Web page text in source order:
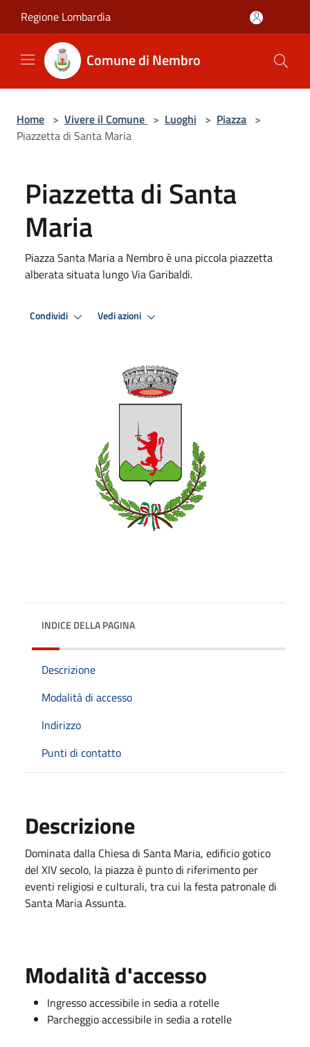
Regione Lombardia
Comune di Nembro
Home > Vivere il Comune > Luoghi > Piazza >
Piazzetta di Santa Maria
Piazzetta di Santa
Maria
Piazza Santa Maria a Nembro è una piccola piazzetta
alberata situata lungo Via Garibaldi.
Condividi Vedi azioni
INDICE DELLA PAGINA
Descrizione
Modalità di accesso
Indirizzo
Punti di contatto
Descrizione
Dominata dalla Chiesa di Santa Maria, edificio gotico
del XIV secolo, la piazza è punto di riferimento per
eventi religiosi e culturali, tra cui la festa patronale di
Santa Maria Assunta.
Modalità d'accesso
Ingresso accessibile in sedia a rotelle
Parcheggio accessibile in sedia a rotelle